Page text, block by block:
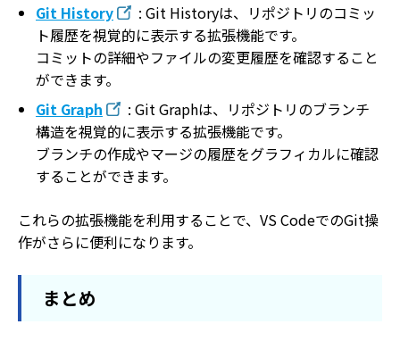
Git History
: Git Historyは、リポジトリのコミッ
ト履歴を視覚的に表示する拡張機能です。
コミットの詳細やファイルの変更履歴を確認すること
ができます。
Git Graph
: Git Graphは、リポジトリのブランチ
構造を視覚的に表示する拡張機能です。
ブランチの作成やマージの履歴をグラフィカルに確認
することができます。
これらの拡張機能を利用することで、VS CodeでのGit操
作がさらに便利になります。
まとめ